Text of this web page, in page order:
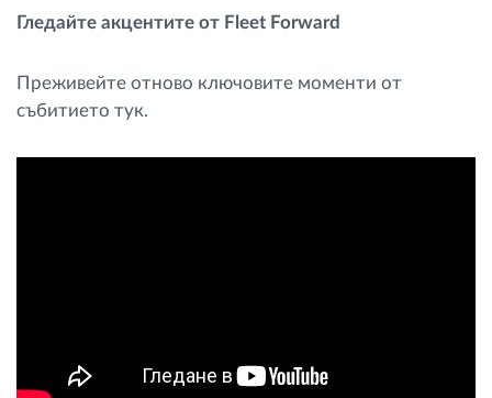
Гледайте акцентите от Fleet Forward
Преживейте отново ключовите моменти от
събитието тук.